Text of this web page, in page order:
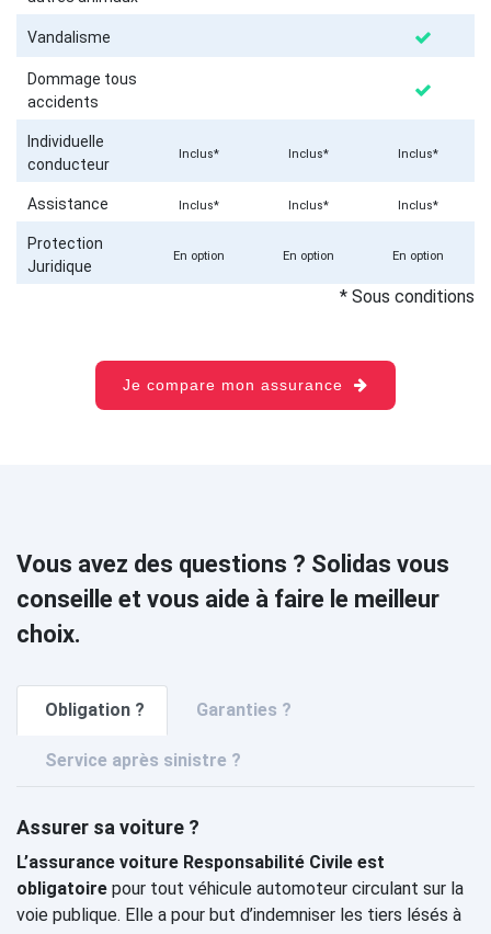
Vandalisme
Dommage tous
accidents
Individuelle
conducteur
Inclus* Inclus* Inclus*
Assistance Inclus* Inclus* Inclus*
Protection
Juridique
En option En option En option
* Sous conditions
Je compare mon assurance
Vous avez des questions ? Solidas vous
conseille et vous aide à faire le meilleur
choix.
Obligation ? Garanties ?
Service après sinistre ?
Assurer sa voiture ?
L’assurance voiture Responsabilité Civile est
obligatoire pour tout véhicule automoteur circulant sur la
voie publique. Elle a pour but d’indemniser les tiers lésés à